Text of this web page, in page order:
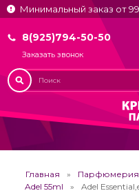
Минимальный заказ от
8(925)794-50-50
Заказать звонок
Главная Парфюмерия
Adel 55ml
Adel